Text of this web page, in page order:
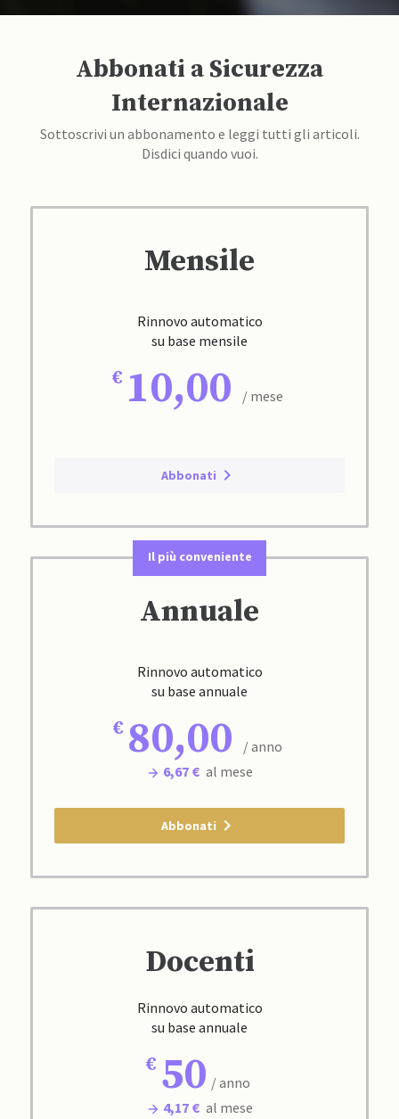
Abbonati a Sicurezza
Internazionale
Sottoscrivi un abbonamento e leggi tutti gli articoli.
Disdici quando vuoi.
Mensile
Rinnovo automatico
su base mensile
10,00 / mese
Abbonati
Il più conveniente
Annuale
Rinnovo automatico
su base annuale
80,00
/ anno
6,67 € al mese
Abbonati
Docenti
Rinnovo automatico
su base annuale
50 / anno
4,17 € al mese